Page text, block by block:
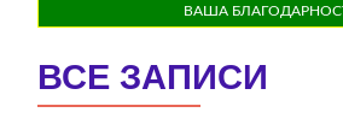
ВАША
ВСЕ ЗАПИСИ